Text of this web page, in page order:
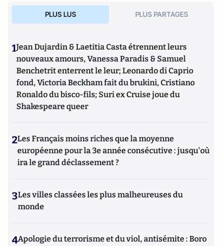
PLUS LUS PLUS PARTAGES
1Jean Dujardin & Laetitia Casta étrennent leurs
nouveaux amours, Vanessa Paradis & Samuel
Benchetrit enterrent le leur; Leonardo di Caprio
fond, Victoria Beckham fait du brukini, Cristiano
Ronaldo du bisco-fils; Suri ex Cruise joue du
Shakespeare queer
2Les Français moins riches que la moyenne
européenne pour la 3e année consécutive : jusqu'où
ira le grand déclassement ?
3Les villes classées les plus malheureuses du
monde
4Apologie du terrorisme et du viol, antisémite : Boro